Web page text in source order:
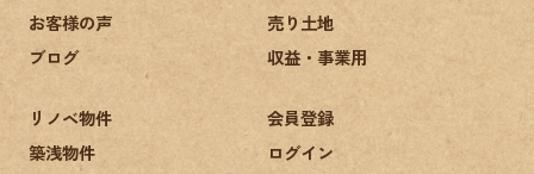
お客様の声
ブログ
売り土地
収益・事業用
リノベ物件
築浅物件
会員登録
ログイン